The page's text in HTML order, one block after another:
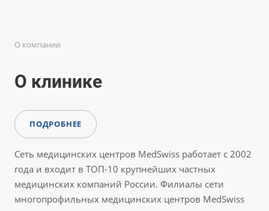
О компании
О клинике
ПОДРОБНЕЕ
Сеть медицинских центров MedSwiss работает с 2002
года и входит в ТОП-10 крупнейших частных
медицинских компаний России. Филиалы сети
многопрофильных медицинских центров MedSwiss